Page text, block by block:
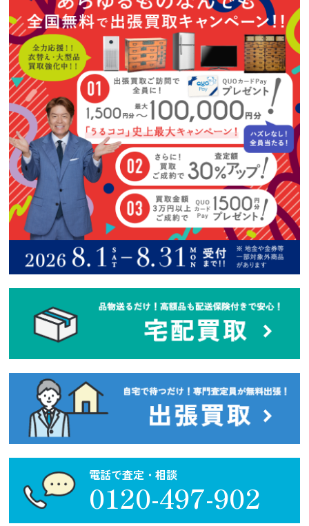
電話で査定・相談
0120-497-902